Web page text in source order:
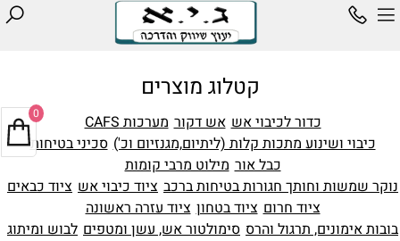
קטלוג מוצרים
כדור לכיבוי אש אש דקור מערכות CAFS
כיבוי ושינוע מתכות קלות (ליתיום,מגנזיום וכ') סכיני בטיחות
כבל אור מילוט מרבי קומות
נוקר שמשות וחותך חגורות בטיחות ברכב ציוד כיבוי אש ציוד כבאים
ציוד חרום ציוד בטחון ציוד עזרה ראשונה
בובות אימונים, תרגול והרס סימולטור אש, עשן ומטפים לבוש ומיתוג
0